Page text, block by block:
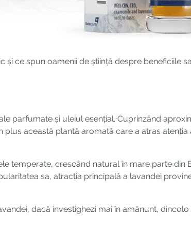
ce spun oamenii de știință despre beneficiile
parfumate și uleiul esențial. Cuprinzând
plus această plantă aromată care a atras
temperate, crescând natural în mare parte din
sa, atracția principală a lavandei
dacă investighezi mai în amănunt,